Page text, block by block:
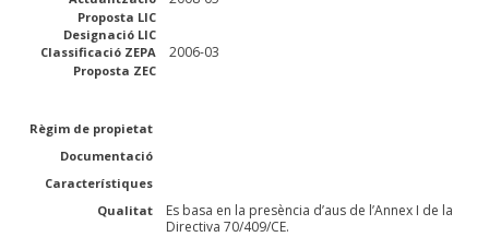
Proposta LIC
Designació LIC
Classificació ZEPA
2006-03
Proposta ZEC
Règim de propietat
Documentació
Característiques
Qualitat
Es basa en la presència d’aus de l’Annex I de la
Directiva 70/409/CE.